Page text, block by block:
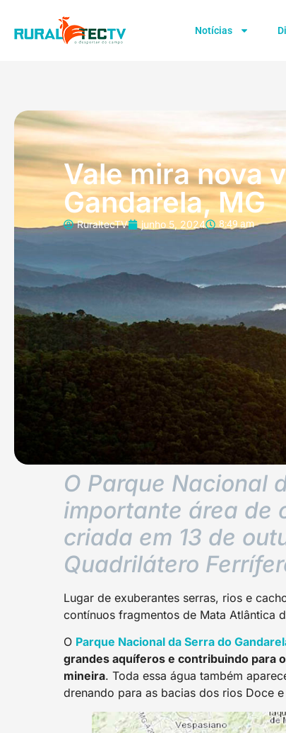
Notícias
Vale mira nova
Gandarela, MG
RuraltecTV junho 5, 2024 8:49 am
O Parque Nacional
importante área de
criada em 13 de
Quadrilátero
Lugar de exuberantes serras, rios e
contínuos fragmentos de Mata Atlântica
O Parque Nacional da Serra do Gandarel
grandes aquíferos e contribuindo para
mineira. Toda essa água também
drenando para as bacias dos rios Doce e